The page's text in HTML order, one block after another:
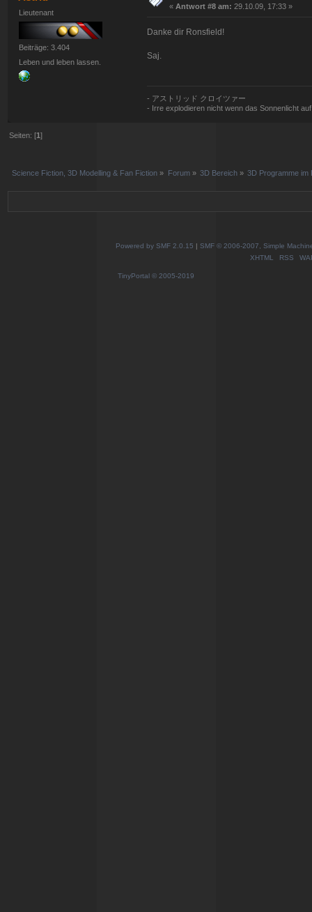
Lieutenant
Beiträge: 3.404
Leben und leben lassen.
« Antwort #8 am: 29.10.09, 17:33 »
Danke dir Ronsfield!
Saj.
- アストリッド クロイツァー
- Irre explodieren nicht wenn das Sonnenlicht
Seiten: [1]
Science Fiction, 3D Modelling & Fan Fiction » Forum» 3D Bereich » 3D Programme im
Powered by SMF 2.0.15 | SMF © 2006-2007, Simple
XHTML
RSS
TinyPortal © 2005-2019